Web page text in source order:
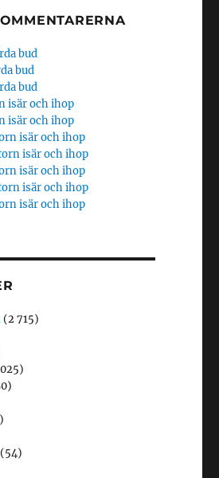
bud
bud
bud
isär och ihop
isär och ihop
isär och ihop
isär och ihop
isär och ihop
isär och ihop
isär och ihop
(2 715)
(54)